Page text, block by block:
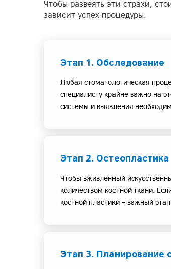
Чтобы развеять эти страхи,
зависит успех процедуры.
Этап 1. Обследование
Любая стоматологическая
специалисту крайне важно на
системы и выявления
Этап 2. Остеопластика
Чтобы вживленный
количеством костной ткани.
костной пластики – важный
Этап 3. Планирование